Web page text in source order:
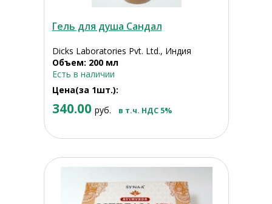
Гель для душа Сандал
Dicks Laboratories Pvt. Ltd., Индия
Объем: 200 мл
Есть в наличии
Цена(за 1шт.):
340.00 руб. в т.ч. НДС 5%